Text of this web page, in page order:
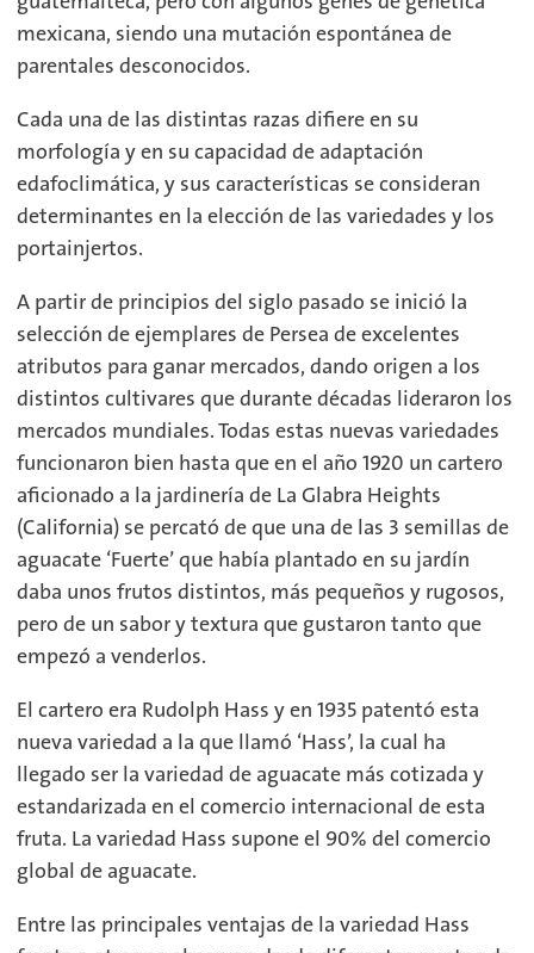
mexicana, siendo una mutación espontánea de
parentales desconocidos.
Cada una de las distintas razas difiere en su
morfología y en su capacidad de adaptación
edafoclimática, y sus características se consideran
determinantes en la elección de las variedades y los
portainjertos.
A partir de principios del siglo pasado se inició la
selección de ejemplares de Persea de excelentes
atributos para ganar mercados, dando origen a los
distintos cultivares que durante décadas lideraron los
mercados mundiales. Todas estas nuevas variedades
funcionaron bien hasta que en el año 1920 un cartero
aficionado a la jardinería de La Glabra Heights
(California) se percató de que una de las 3 semillas de
aguacate ‘Fuerte’ que había plantado en su jardín
daba unos frutos distintos, más pequeños y rugosos,
pero de un sabor y textura que gustaron tanto que
empezó a venderlos.
El cartero era Rudolph Hass y en 1935 patentó esta
nueva variedad a la que llamó ‘Hass’, la cual ha
llegado ser la variedad de aguacate más cotizada y
estandarizada en el comercio internacional de esta
fruta. La variedad Hass supone el 90% del comercio
global de aguacate.
Entre las principales ventajas de la variedad Hass